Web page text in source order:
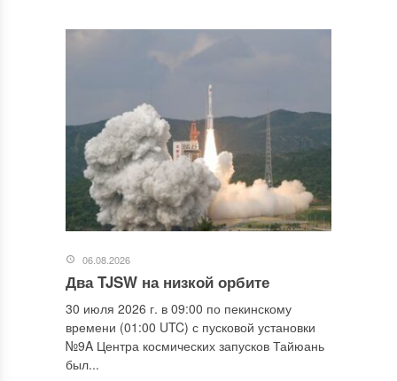
06.08.2026
Два TJSW на низкой орбите
30 июля 2026 г. в 09:00 по пекинскому
времени (01:00 UTC) с пусковой установки
№9A Центра космических запусков Тайюань
был...